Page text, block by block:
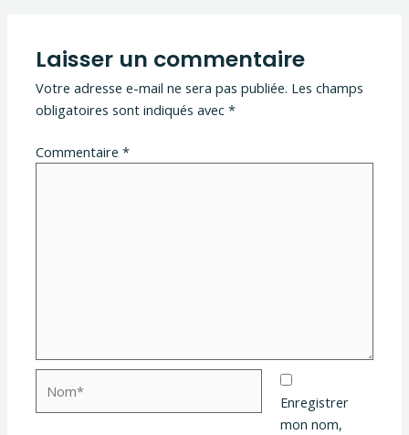
Laisser un commentaire
Votre adresse e-mail ne sera pas publiée. Les champs
obligatoires sont indiqués avec*
Commentaire*
Enregistrer
mon nom,